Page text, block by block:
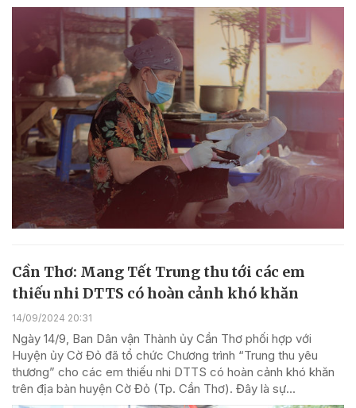
Cần Thơ: Mang Tết Trung thu tới các em
thiếu nhi DTTS có hoàn cảnh khó khăn
14/09/2024 20:31
Ngày 14/9, Ban Dân vận Thành ủy Cần Thơ phối hợp với
Huyện ủy Cờ Đỏ đã tổ chức Chương trình “Trung thu yêu
thương” cho các em thiếu nhi DTTS có hoàn cảnh khó khăn
trên địa bàn huyện Cờ Đỏ (Tp. Cần Thơ). Đây là sự...